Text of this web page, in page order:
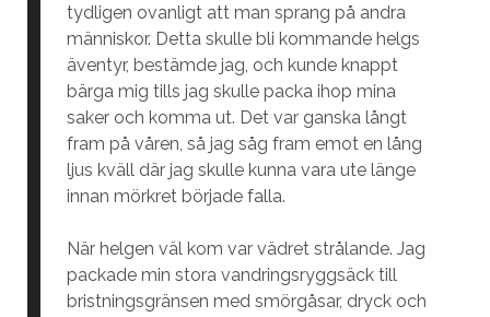
tydligen ovanligt att man sprang på andra
människor. Detta skulle bli kommande helgs
äventyr, bestämde jag, och kunde knappt
bärga mig tills jag skulle packa ihop mina
saker och komma ut. Det var ganska långt
fram på våren, så jag såg fram emot en lång
ljus kväll där jag skulle kunna vara ute länge
innan mörkret började falla.
När helgen väl kom var vädret strålande. Jag
packade min stora vandringsryggsäck till
bristningsgränsen med smörgåsar, dryck och